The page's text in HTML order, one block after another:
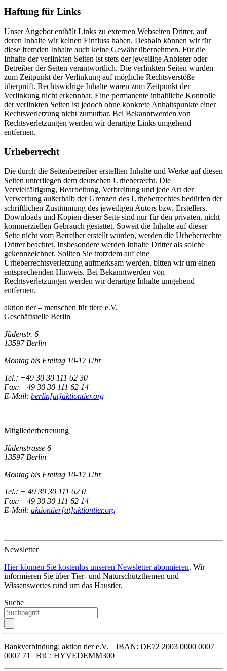
Haftung für Links
Unser Angebot enthält Links zu externen Webseiten Dritter, auf
deren Inhalte wir keinen Einfluss haben. Deshalb können wir für
diese fremden Inhalte auch keine Gewähr übernehmen. Für die
Inhalte der verlinkten Seiten ist stets der jeweilige Anbieter oder
Betreiber der Seiten verantwortlich. Die verlinkten Seiten wurden
zum Zeitpunkt der Verlinkung auf mögliche Rechtsverstöße
überprüft. Rechtswidrige Inhalte waren zum Zeitpunkt der
Verlinkung nicht erkennbar. Eine permanente inhaltliche Kontrolle
der verlinkten Seiten ist jedoch ohne konkrete Anhaltspunkte einer
Rechtsverletzung nicht zumutbar. Bei Bekanntwerden von
Rechtsverletzungen werden wir derartige Links umgehend
entfernen.
Urheberrecht
Die durch die Seitenbetreiber erstellten Inhalte und Werke auf diesen
Seiten unterliegen dem deutschen Urheberrecht. Die
Vervielfältigung, Bearbeitung, Verbreitung und jede Art der
Verwertung außerhalb der Grenzen des Urheberrechtes bedürfen der
schriftlichen Zustimmung des jeweiligen Autors bzw. Erstellers.
Downloads und Kopien dieser Seite sind nur für den privaten, nicht
kommerziellen Gebrauch gestattet. Soweit die Inhalte auf dieser
Seite nicht vom Betreiber erstellt wurden, werden die Urheberrechte
Dritter beachtet. Insbesondere werden Inhalte Dritter als solche
gekennzeichnet. Sollten Sie trotzdem auf eine
Urheberrechtsverletzung aufmerksam werden, bitten wir um einen
entsprechenden Hinweis. Bei Bekanntwerden von
Rechtsverletzungen werden wir derartige Inhalte umgehend
entfernen.
aktion tier – menschen für tiere e.V.
Geschäftstelle Berlin
Jüdenstr. 6
13597 Berlin
Montag bis Freitag 10-17 Uhr
Tel.: +49 30 30 111 62 30
Fax: +49 30 30 111 62 14
E-Mail: berlin[at]aktiontier.org
Mitgliederbetreuung
Jüdenstrasse 6
13597 Berlin
Montag bis Freitag 10-17 Uhr
Tel.: + 49 30 30 111 62 0
Fax: +49 30 30 111 62 14
E-Mail: aktiontier[at]aktiontier.org
Newsletter
Hier können Sie kostenlos unseren Newsletter abonnieren. Wir
informieren Sie über Tier- und Naturschutzthemen und
Wissenswertes rund um das Haustier.
Suche
Bankverbindung: aktion tier e.V. | IBAN: DE72 2003 0000 0007
0007 71 | BIC: HYVEDEMM300